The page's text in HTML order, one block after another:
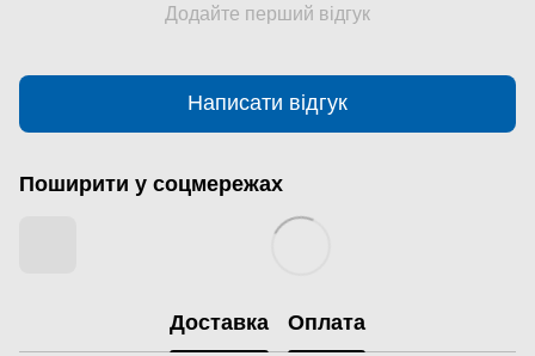
Додайте перший відгук
Написати відгук
Поширити у соцмережах
Доставка Оплата